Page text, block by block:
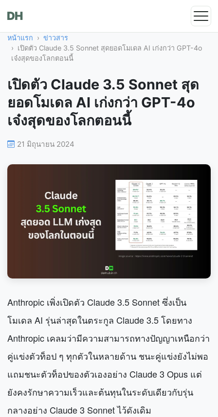
DH
หน้าแรก
ข่าวสาร
เปิดตัว Claude 3.5 Sonnet สุดยอดโมเดล AI เก่งกว่า GPT-4o
เจ๋งสุดของโลกตอนนี้
เปิดตัว Claude 3.5 Sonnet สุด
ยอดโมเดล AI เก่งกว่า GPT-4o
เจ๋งสุดของโลกตอนนี้
21 มิถุนายน 2024
Anthropic เพิ่งเปิดตัว Claude 3.5 Sonnet ซึ่งเป็น
โมเดล AI รุ่นล่าสุดในตระกูล Claude 3.5 โดยทาง
Anthropic เคลมว่ามีความสามารถทางปัญญาเหนือกว่า
คู่แข่งตัวท็อป ๆ ทุกตัวในหลายด้าน ชนะคู่แข่งยังไม่พอ
แถมชนะตัวท็อปของตัวเองอย่าง Claude 3 Opus แต่
ยังคงรักษาความเร็วและต้นทุนในระดับเดียวกับรุ่น
กลางอย่าง Claude 3 Sonnet ไว้ดังเดิม